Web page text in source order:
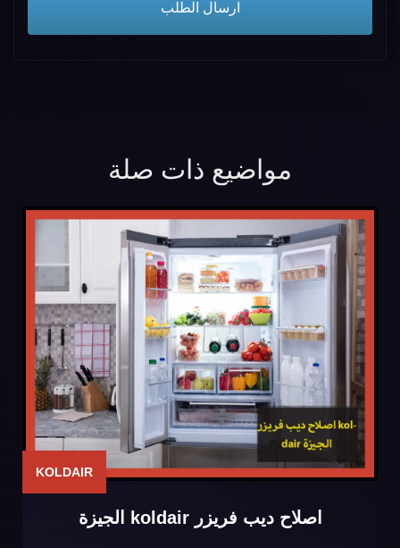
مواضيع ذات صلة
KOLDAIR
اصلاح ديب فريزر koldair الجيزة